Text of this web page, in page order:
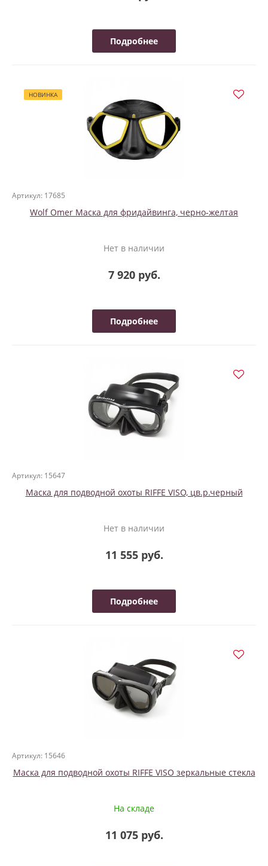
Подробнее
НОВИНКА
Артикул: 17685
Wolf Omer Маска для фридайвинга, черно-желтая
Нет в наличии
7 920 руб.
Подробнее
Артикул: 15647
Маска для подводной охоты RIFFE VISO, цв.р.черный
Нет в наличии
11 555 руб.
Подробнее
Артикул: 15646
Маска для подводной охоты RIFFE VISO зеркальные стекла
На складе
11 075 руб.